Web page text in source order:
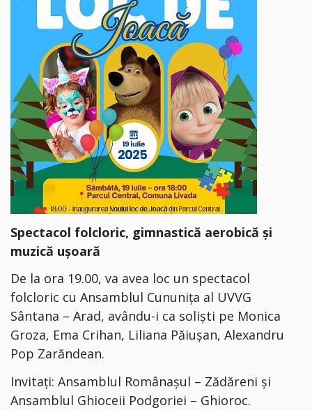
Spectacol folcloric, gimnastică aerobică și
muzică ușoară
De la ora 19.00, va avea loc un spectacol
folcloric cu Ansamblul Cununița al UVVG
Sântana – Arad⁣, avându-i ca soliști pe Monica
Groza, Ema Crihan, Liliana Păiușan, Alexandru
Pop Zarăndean⁣.
Invitați:⁣ Ansamblul Românașul – Zădăreni⁣ și
Ansamblul Ghioceii Podgoriei – Ghioroc⁣.